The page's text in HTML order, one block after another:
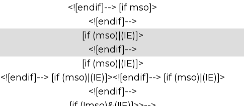
<![endif]--> [if mso]>
<![endif]-->
[if (mso)|(IE)]>
<![endif]-->
[if (mso)|(IE)]>
<![endif]--> [if (mso)|(IE)]><![endif]--> [if (mso)|(IE)]>
<![endif]-->